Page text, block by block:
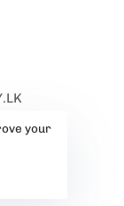
your